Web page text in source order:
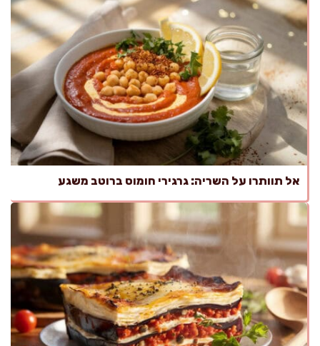
אל תוותרו על השריה: גרגירי חומוס ברוטב משגע